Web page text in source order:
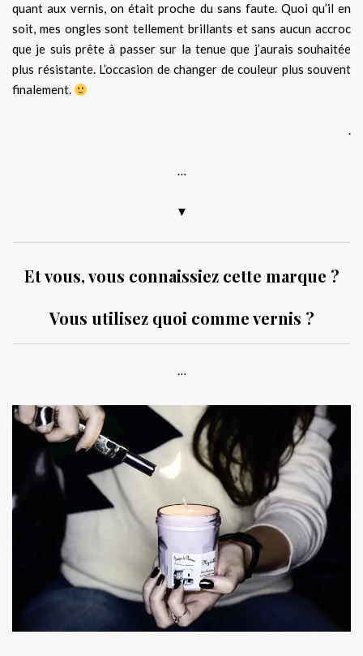
quant aux vernis, on était proche du sans faute. Quoi qu’il en
soit, mes ongles sont tellement brillants et sans aucun accroc
que je suis prête à passer sur la tenue que j’aurais souhaitée
plus résistante. L’occasion de changer de couleur plus souvent
finalement.
.
…
▼
Et vous, vous connaissiez cette marque ?
Vous utilisez quoi comme vernis ?
…